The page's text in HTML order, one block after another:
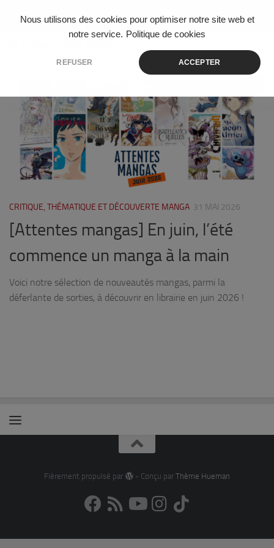
Nous utilisons des cookies pour optimiser notre site web et
notre service. Politique de cookies
REFUSER ACCEPTER
Skip to content
CRITIQUE, THÉMATIQUE ET DÉCOUVERTE MANGA 31 MAI 2026
[Attentes mangas] En juin, l’été
commence un manga à la main
Voici notre sélection de nouveautés mangas, parmi la
déferlante de sorties, à découvrir en librairie en juin 2026 !
Fièrement propulsé par - Conçu par Thème Hueman